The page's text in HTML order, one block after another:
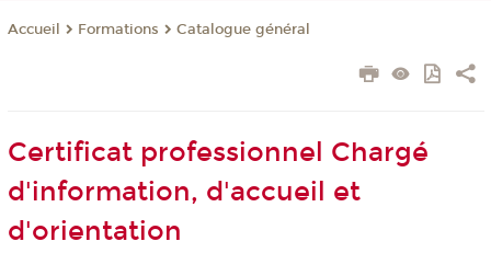
Accueil Formations Catalogue général
Certificat professionnel Chargé
d'information, d'accueil et
d'orientation